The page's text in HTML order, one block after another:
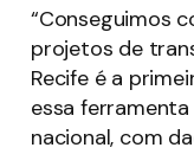
“Conseguimos
projetos de
Recife é a
essa
nacional, com